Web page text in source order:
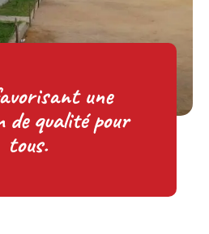
une
de qualité pour
tous.